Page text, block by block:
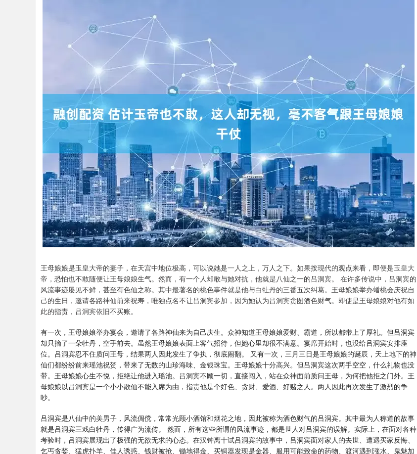
王母娘娘是玉皇大帝的妻子，在天宫中地位极高，可以说她是一人之上，万人之下。如果按现代的观点来看，即便是玉皇大
帝，恐怕也不敢随便让王母娘娘生气。然而，有一个人却敢与她对抗，他就是八仙之一的吕洞宾。 在许多传说中，吕洞宾的
风流事迹屡见不鲜，甚至有色仙之称。其中最著名的桃色事件就是他与白牡丹的三番五次纠葛。王母娘娘举办蟠桃会庆祝自
己的生日，邀请各路神仙前来祝寿，唯独点名不让吕洞宾参加，因为她认为吕洞宾贪图酒色财气。即使是王母娘娘对他有如
此的指责，吕洞宾依旧不买账。
有一次，王母娘娘举办宴会，邀请了各路神仙来为自己庆生。众神知道王母娘娘爱财、霸道，所以都带上了厚礼。但吕洞宾
却只摘了一朵牡丹，空手前去。虽然王母娘娘表面上客气招待，但她心里却很不满意。宴席开始时，也没给吕洞宾安排座
位。吕洞宾忍不住质问王母，结果两人因此发生了争执，彻底闹翻。 又有一次，三月三日是王母娘娘的诞辰，天上地下的神
仙们都纷纷前来瑶池祝贺，带来了无数的山珍海味、金银珠宝。王母娘娘十分高兴。但吕洞宾这次两手空空，什么礼物也没
带。王母娘娘心生不悦，拒绝让他进入瑶池。吕洞宾不顾一切，直接闯入，站在众神面前质问王母，为何把他拒之门外。王
母娘娘以吕洞宾是一个小小散仙不能入席为由，指责他是个好色、贪财、爱酒、好赌之人。两人因此再次发生了激烈的争
吵。
吕洞宾是八仙中的美男子，风流倜傥，常常光顾小酒馆和烟花之地，因此被称为酒色财气的吕洞宾。其中最为人称道的故事
就是吕洞宾三戏白牡丹，传得广为流传。 然而，所有这些所谓的风流事迹，都是世人对吕洞宾的误解。实际上，在面对各种
考验时，吕洞宾展现出了极强的无欲无求的心态。在汉钟离十试吕洞宾的故事中，吕洞宾面对家人的去世、遭遇买家反悔、
乞丐贪婪、猛虎扑羊、佳人诱惑、钱财被抢、锄地得金、买铜器发现是金器、服用可能致命的药物、渡河遇到涨水、鬼魅加